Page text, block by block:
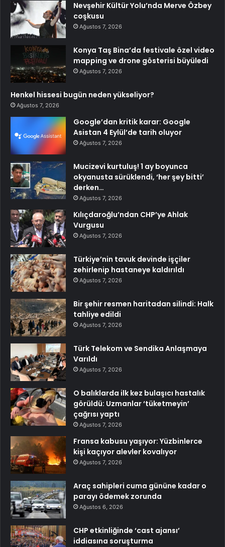
Nevşehir Kültür Yolu’nda Merve Özbey
coşkusu
Ağustos 7, 2026
Konya Taş Bina’da festivale özel video
mapping ve drone gösterisi büyüledi
Ağustos 7, 2026
Henkel hissesi bugün neden yükseliyor?
Ağustos 7, 2026
Google’dan kritik karar: Google
Asistan 4 Eylül’de tarih oluyor
Ağustos 7, 2026
Mucizevi kurtuluş! 1 ay boyunca
okyanusta sürüklendi, ‘her şey bitti’
derken…
Ağustos 7, 2026
Kılıçdaroğlu’ndan CHP’ye Ahlak
Vurgusu
Ağustos 7, 2026
Türkiye’nin tavuk devinde işçiler
zehirlenip hastaneye kaldırıldı
Ağustos 7, 2026
Bir şehir resmen haritadan silindi: Halk
tahliye edildi
Ağustos 7, 2026
Türk Telekom ve Sendika Anlaşmaya
Varıldı
Ağustos 7, 2026
O balıklarda ilk kez bulaşıcı hastalık
görüldü: Uzmanlar ‘tüketmeyin’
çağrısı yaptı
Ağustos 7, 2026
Fransa kabusu yaşıyor: Yüzbinlerce
kişi kaçıyor alevler kovalıyor
Ağustos 7, 2026
Araç sahipleri cuma gününe kadar o
parayı ödemek zorunda
Ağustos 6, 2026
CHP etkinliğinde ‘cast ajansı’
iddiasına soruşturma